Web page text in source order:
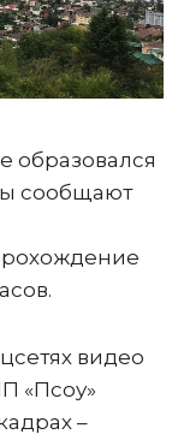
образовался
сообщают
видео
«Псоу»
–